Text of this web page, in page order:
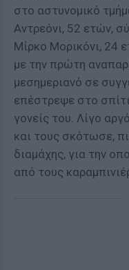
στο αστυνομικό
Αντρεόνι, 52 ετών,
Μίρκο Μορικόνι, 24
με την πρώτη
μεσημεριανό σε
επέστρεψε στο
γονείς του. Λίγο
και τους σκότωσε,
διαμάχης, για την
από τους